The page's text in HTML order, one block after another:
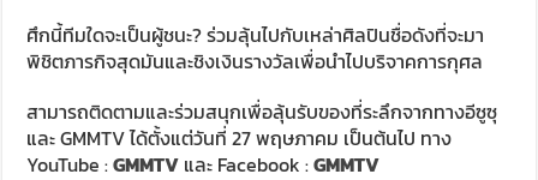
ศึกนี้ทีมใดจะเป็นผู้ชนะ? ร่วมลุ้นไปกับเหล่าศิลปินชื่อดังที่จะมา
พิชิตภารกิจสุดมันและชิงเงินรางวัลเพื่อนำไปบริจาคการกุศล
สามารถติดตามและร่วมสนุกเพื่อลุ้นรับของที่ระลึกจากทางอีซูซุ
และ GMMTV ได้ตั้งแต่วันที่ 27 พฤษภาคม เป็นต้นไป ทาง
YouTube :GMMTV และ Facebook :GMMTV